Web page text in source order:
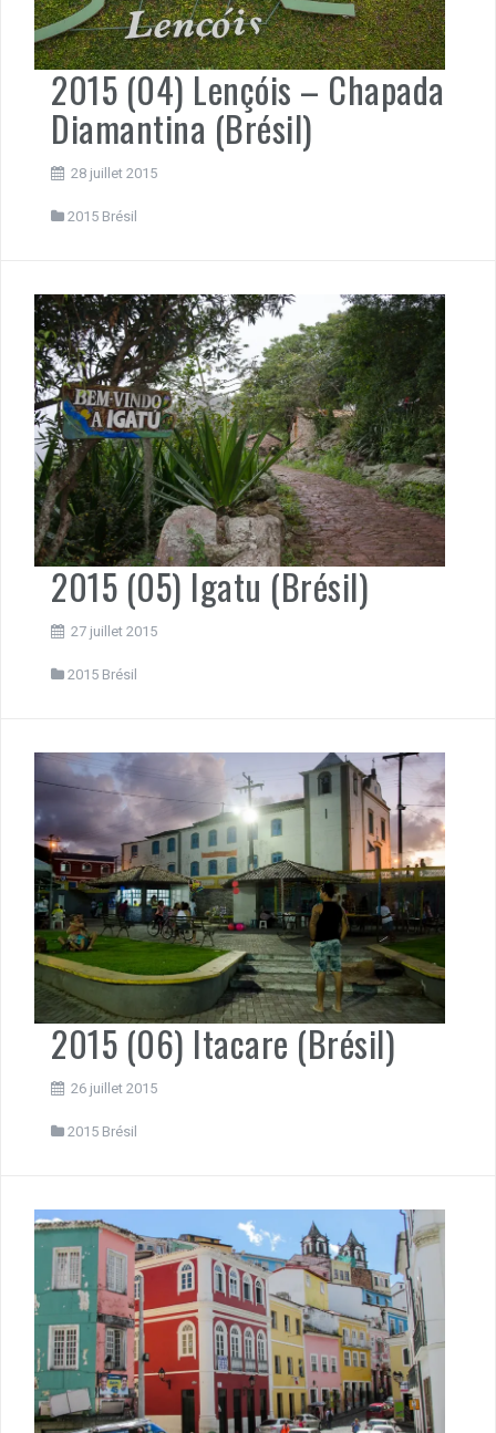
2015 (04) Lençóis – Chapada
Diamantina (Brésil)
28 juillet 2015
2015 Brésil
2015 (05) Igatu (Brésil)
27 juillet 2015
2015 Brésil
2015 (06) Itacare (Brésil)
26 juillet 2015
2015 Brésil